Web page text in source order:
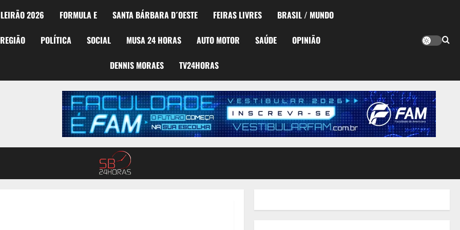
2026 FORMULA E SANTA BÁRBARA D´OESTE FEIRAS LIVRES BRASIL / MUNDO
REGIÃO POLÍTICA SOCIAL MUSA 24 HORAS AUTO MOTOR SAÚDE OPINIÃO
DENNIS MORAES TV24HORAS